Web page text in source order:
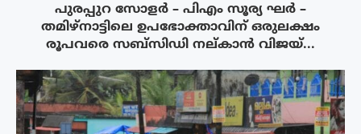
പുരപ്പുറ സോളർ – പിഎം സൂര്യ ഘർ –
തമിഴ്നാട്ടിലെ ഉപഭോക്താവിന് ഒരുലക്ഷം
രൂപവരെ സബ്സിഡി നല്കാൻ വിജയ്...